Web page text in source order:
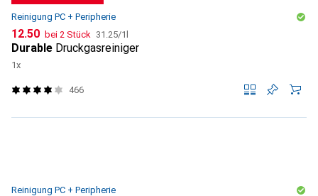
Reinigung PC + Peripherie
CHF
12.50 bei 2 Stück CHF
31.25/1l
Durable Druckgasreiniger
1x
466
Reinigung PC + Peripherie